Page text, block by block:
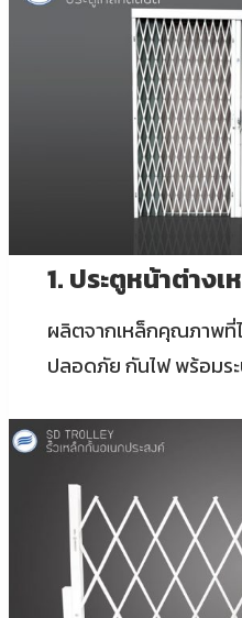
1. ประตูหน้าต่าง
ผลิตจากเหล็กคุณภาพที่
ปลอดภัย กันไฟ พร้อมร